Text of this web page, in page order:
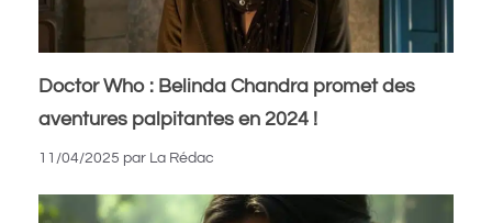
Doctor Who : Belinda Chandra promet des
aventures palpitantes en 2024 !
11/04/2025 par La Rédac